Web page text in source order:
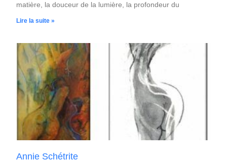
matière, la douceur de la lumière, la profondeur du
Lire la suite »
Annie Schétrite